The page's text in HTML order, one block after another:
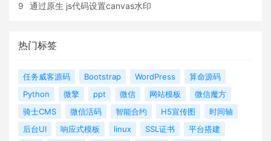
9 通过原生 js代码设置canvas水印
热门标签
任务威客源码 Bootstrap WordPress
算命源码
Python
微擎 ppt 微信 网站模板
微信魔方
骑士CMS
微信活码 智能合约 H5宣传图
时间轴
后台UI
响应式模板 linux SSL证书
平台搭建